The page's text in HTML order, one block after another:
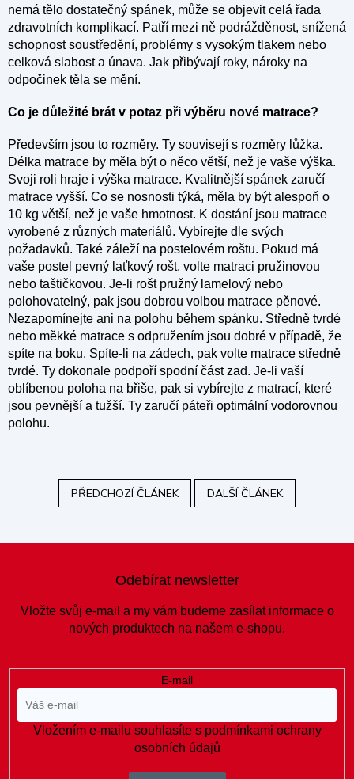
nemá tělo dostatečný spánek, může se objevit celá řada
zdravotních komplikací. Patří mezi ně podrážděnost, snížená
schopnost soustředění, problémy s vysokým tlakem nebo
celková slabost a únava. Jak přibývají roky, nároky na
odpočinek těla se mění.
Co je důležité brát v potaz při výběru nové matrace?
Především jsou to rozměry. Ty souvisejí s rozměry lůžka.
Délka matrace by měla být o něco větší, než je vaše výška.
Svoji roli hraje i výška matrace. Kvalitnější spánek zaručí
matrace vyšší. Co se nosnosti týká, měla by být alespoň o
10 kg větší, než je vaše hmotnost. K dostání jsou matrace
vyrobené z různých materiálů. Vybírejte dle svých
požadavků. Také záleží na postelovém roštu. Pokud má
vaše postel pevný laťkový rošt, volte matraci pružinovou
nebo taštičkovou. Je-li rošt pružný lamelový nebo
polohovatelný, pak jsou dobrou volbou matrace pěnové.
Nezapomínejte ani na polohu během spánku. Středně tvrdé
nebo měkké matrace s odpružením jsou dobré v případě, že
spíte na boku. Spíte-li na zádech, pak volte matrace středně
tvrdé. Ty dokonale podpoří spodní část zad. Je-li vaší
oblíbenou poloha na břiše, pak si vybírejte z matrací, které
jsou pevnější a tužší. Ty zaručí páteři optimální vodorovnou
polohu.
PŘEDCHOZÍ ČLÁNEK DALŠÍ ČLÁNEK
Odebírat newsletter
Vložte svůj e-mail a my vám budeme zasílat informace o
nových produktech na našem e-shopu.
E-mail
Vložením e-mailu souhlasíte s podmínkami ochrany
osobních údajů